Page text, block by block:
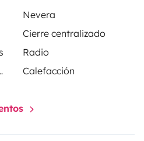
Nevera
Cierre centralizado
Radio
cabina
Calefacción